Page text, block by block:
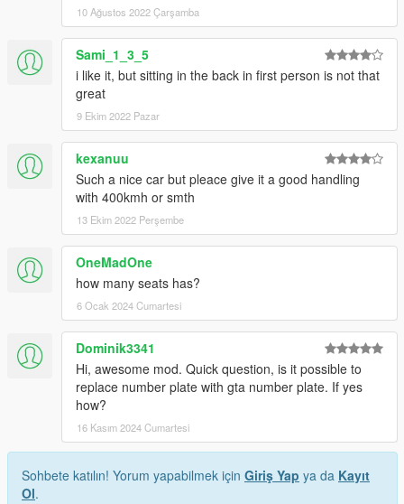
10 Ağustos 2022 Çarşamba
Sami_1_3_5
i like it, but sitting in the back in first person is not that
great
9 Ekim 2022 Pazar
kexanuu
Such a nice car but pleace give it a good handling
with 400kmh or smth
13 Ekim 2022 Perşembe
OneMadOne
how many seats has?
6 Ocak 2024 Cumartesi
Dominik3341
Hi, awesome mod. Quick question, is it possible to
replace number plate with gta number plate. If yes
how?
16 Kasım 2024 Cumartesi
Sohbete katılın! Yorum yapabilmek için Giriş Yap ya da Kayıt
Ol.